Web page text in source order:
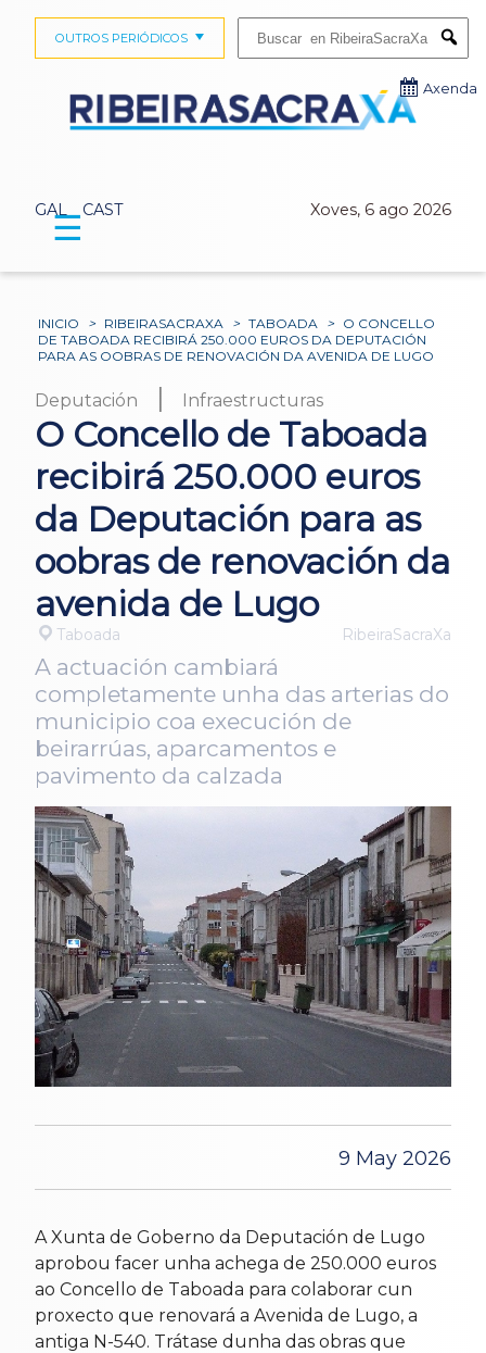
GAL CAST Xoves, 6 ago 2026
OUTROS PERIÓDICOS
Axenda
☰
INICIO > RIBEIRASACRAXA > TABOADA > O CONCELLO
DE TABOADA RECIBIRÁ 250.000 EUROS DA DEPUTACIÓN
PARA AS OOBRAS DE RENOVACIÓN DA AVENIDA DE LUGO
Deputación | Infraestructuras
O Concello de Taboada
recibirá 250.000 euros
da Deputación para as
oobras de renovación da
avenida de Lugo
Taboada RibeiraSacraXa
A actuación cambiará
completamente unha das arterias do
municipio coa execución de
beirarrúas, aparcamentos e
pavimento da calzada
9 May 2026
A Xunta de Goberno da Deputación de Lugo
aprobou facer unha achega de 250.000 euros
ao Concello de Taboada para colaborar cun
proxecto que renovará a Avenida de Lugo, a
antiga N-540. Trátase dunha das obras que